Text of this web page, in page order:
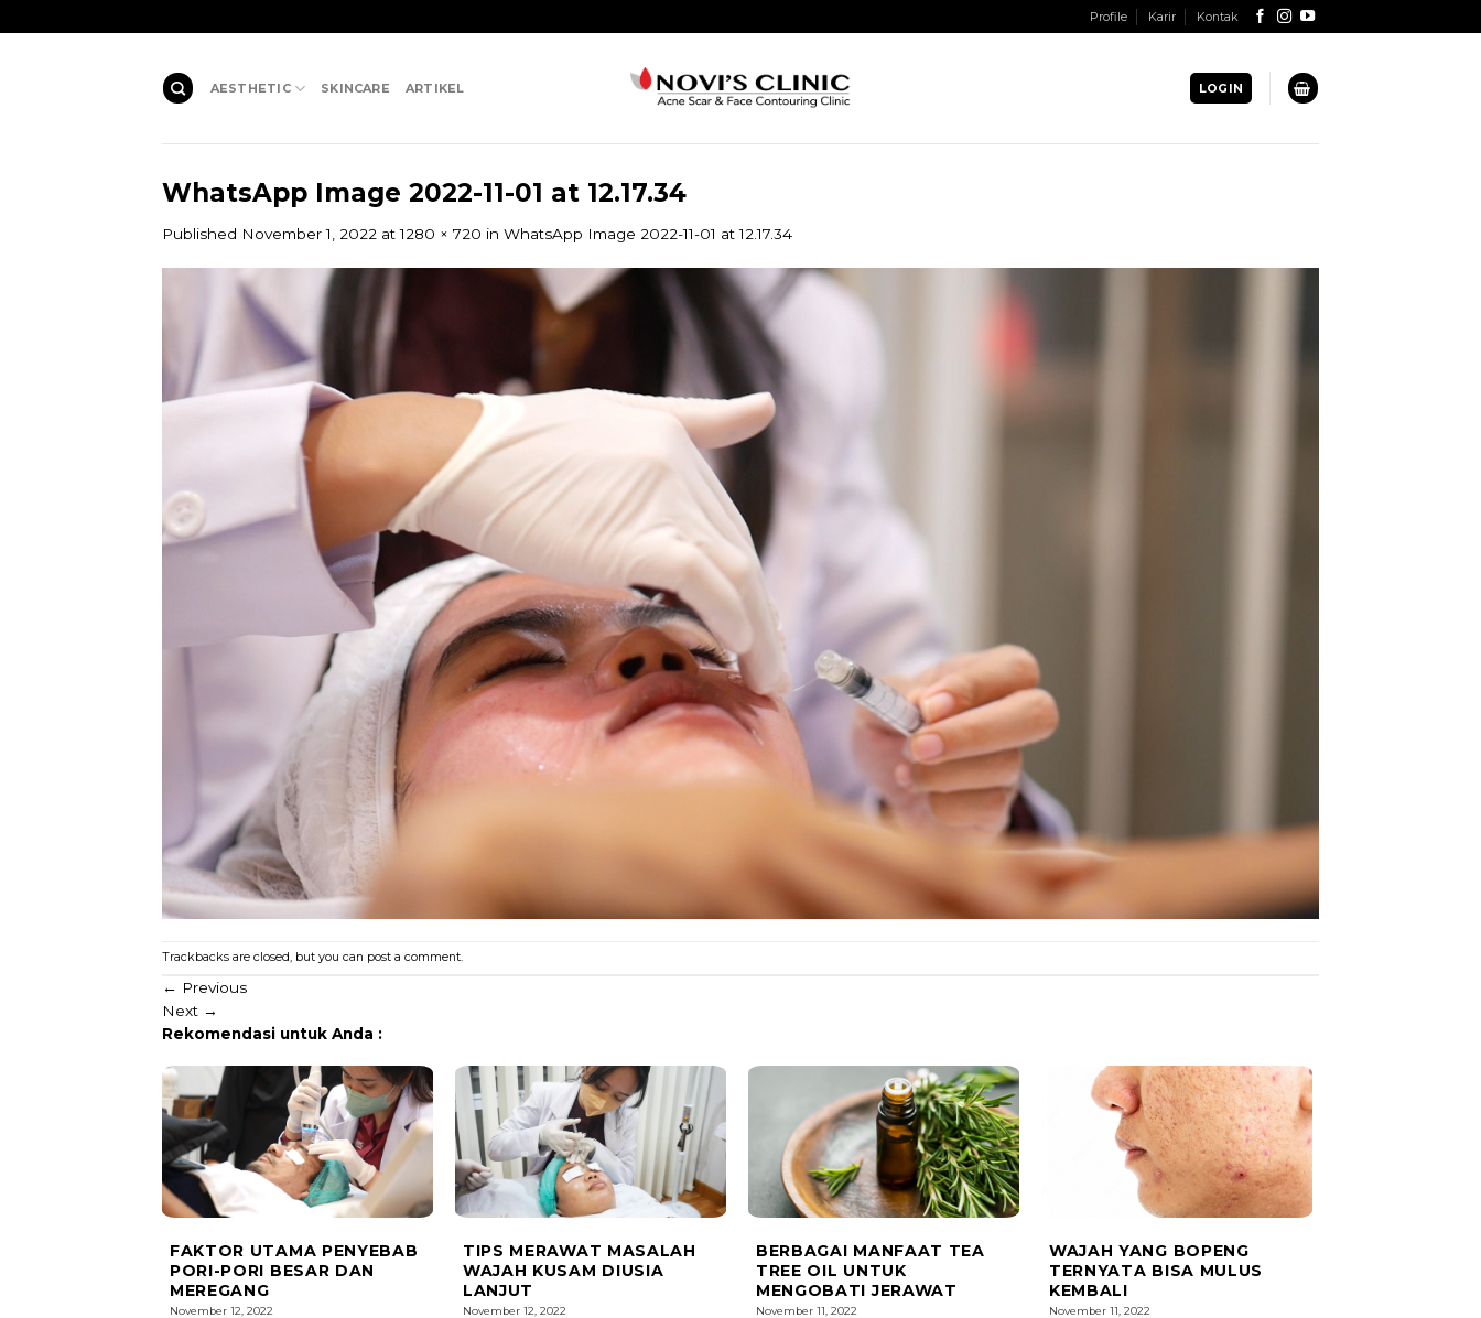
to
Profile Karir Kontak
AESTHETIC SKINCARE ARTIKEL LOGIN
WhatsApp Image 2022-11-01 at 12.17.34
Published November 1, 2022 at1280 × 720 in WhatsApp Image 2022-11-01 at 12.17.34
Trackbacks are closed, but you can post a comment.
← Previous
Next →
Rekomendasi untuk Anda :
FAKTOR UTAMA PENYEBAB
PORI-PORI BESAR DAN
MEREGANG
November 12, 2022
TIPS MERAWAT MASALAH
WAJAH KUSAM DIUSIA
LANJUT
November 12, 2022
BERBAGAI MANFAAT TEA
TREE OIL UNTUK
MENGOBATI JERAWAT
November 11, 2022
WAJAH YANG BOPENG
TERNYATA BISA MULUS
KEMBALI
November 11, 2022